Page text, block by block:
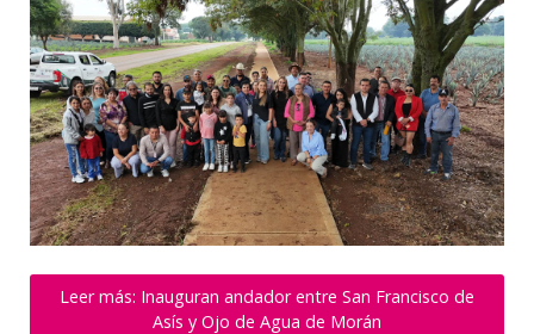
Leer más: Inauguran andador entre San Francisco de
Asís y Ojo de Agua de Morán